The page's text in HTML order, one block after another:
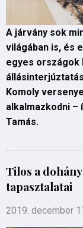
A járvány sok
világában is, és
egyes országok
Komoly
alkalmazkodni
Tamás.
Tilos a
tapasztalatai
2019. december